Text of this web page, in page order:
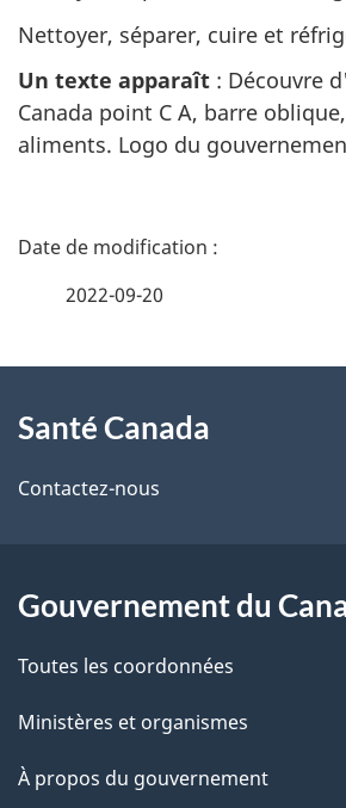
Nettoyer, séparer, cuire et
Un texte apparaît : Découvre
Canada point C A, barre
aliments. Logo du
D
i
l
d
e
2022-09-20
propos
de
site
Santé Canada
Contactez-nous
Gouvernement du
Toutes les coordonnées
Ministères et organismes
À propos du gouvernement